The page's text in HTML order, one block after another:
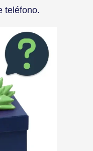
teléfono.